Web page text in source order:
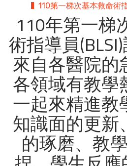
110第一梯次基本救命術
110年第一梯
術指導員
來自各醫院的
各領域有教學
一起來精進教
知識面的更新
的琢磨、教